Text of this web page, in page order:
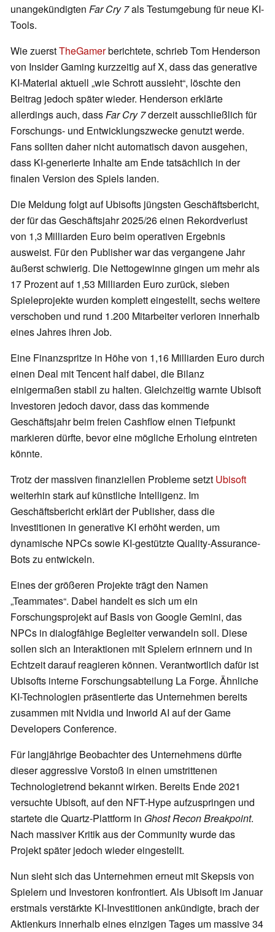
unangekündigten Far Cry 7als Testumgebung für neue KI-
Tools.
Wie zuerstTheGamerberichtete, schrieb Tom Henderson
von Insider Gaming kurzzeitig auf X, dass das generative
KI-Material aktuell „wie Schrott aussieht“, löschte den
Beitrag jedoch später wieder. Henderson erklärte
allerdings auch, dassFar Cry 7derzeit ausschließlich für
Forschungs- und Entwicklungszwecke genutzt werde.
Fans sollten daher nicht automatisch davon ausgehen,
dass KI-generierte Inhalte am Ende tatsächlich in der
finalen Version des Spiels landen.
Die Meldung folgt auf Ubisofts jüngsten Geschäftsbericht,
der für das Geschäftsjahr 2025/26 einen Rekordverlust
von 1,3 Milliarden Euro beim operativen Ergebnis
ausweist. Für den Publisher war das vergangene Jahr
äußerst schwierig. Die Nettogewinne gingen um mehr als
17 Prozent auf 1,53 Milliarden Euro zurück, sieben
Spieleprojekte wurden komplett eingestellt, sechs weitere
verschoben und rund 1.200 Mitarbeiter verloren innerhalb
eines Jahres ihren Job.
Eine Finanzspritze in Höhe von 1,16 Milliarden Euro durch
einen Deal mit Tencent half dabei, die Bilanz
einigermaßen stabil zu halten. Gleichzeitig warnte Ubisoft
Investoren jedoch davor, dass das kommende
Geschäftsjahr beim freien Cashflow einen Tiefpunkt
markieren dürfte, bevor eine mögliche Erholung eintreten
könnte.
Trotz der massiven finanziellen Probleme setzt Ubisoft
weiterhin stark auf künstliche Intelligenz. Im
Geschäftsbericht erklärt der Publisher, dass die
Investitionen in generative KI erhöht werden, um
dynamische NPCs sowie KI-gestützte Quality-Assurance-
Bots zu entwickeln.
Eines der größeren Projekte trägt den Namen
„Teammates“. Dabei handelt es sich um ein
Forschungsprojekt auf Basis von Google Gemini, das
NPCs in dialogfähige Begleiter verwandeln soll. Diese
sollen sich an Interaktionen mit Spielern erinnern und in
Echtzeit darauf reagieren können. Verantwortlich dafür ist
Ubisofts interne Forschungsabteilung La Forge. Ähnliche
KI-Technologien präsentierte das Unternehmen bereits
zusammen mit Nvidia und Inworld AI auf der Game
Developers Conference.
Für langjährige Beobachter des Unternehmens dürfte
dieser aggressive Vorstoß in einen umstrittenen
Technologietrend bekannt wirken. Bereits Ende 2021
versuchte Ubisoft, auf den NFT-Hype aufzuspringen und
startete die Quartz-Plattform in Ghost Recon Breakpoint.
Nach massiver Kritik aus der Community wurde das
Projekt später jedoch wieder eingestellt.
Nun sieht sich das Unternehmen erneut mit Skepsis von
Spielern und Investoren konfrontiert. Als Ubisoft im Januar
erstmals verstärkte KI-Investitionen ankündigte, brach der
Aktienkurs innerhalb eines einzigen Tages um massive 34